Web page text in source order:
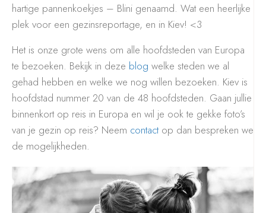
hartige pannenkoekjes – Blini genaamd. Wat een heerlijke
plek voor een gezinsreportage, en in Kiev! <3
Het is onze grote wens om alle hoofdsteden van Europa
te bezoeken. Bekijk in deze blog welke steden we al
gehad hebben en welke we nog willen bezoeken. Kiev is
hoofdstad nummer 20 van de 48 hoofdsteden. Gaan jullie
binnenkort op reis in Europa en wil je ook te gekke foto’s
van je gezin op reis? Neem contactop dan bespreken we
de mogelijkheden.